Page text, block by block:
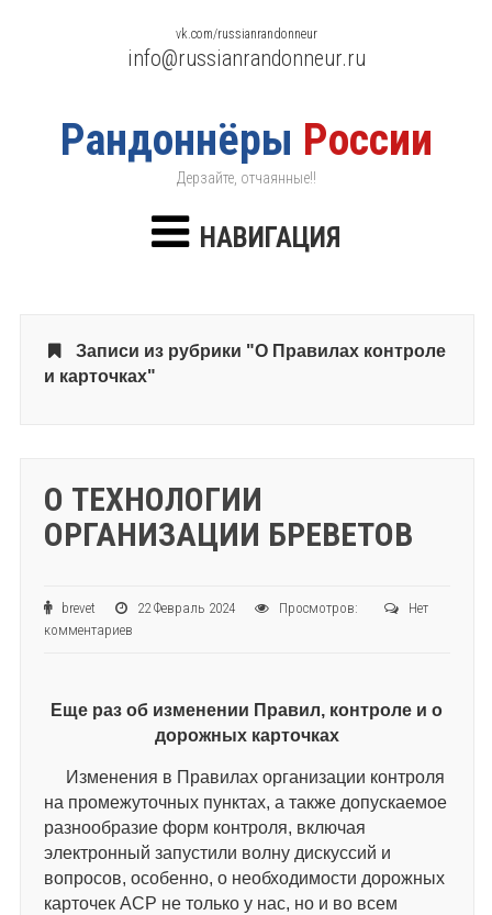
Рандоннёры России
Дерзайте, отчаянные!!
vk.com/russianrandonneur
info@russianrandonneur.ru
НАВИГАЦИЯ
Записи из рубрики "О Правилах контроле
и карточках"
О ТЕХНОЛОГИИ
ОРГАНИЗАЦИИ БРЕВЕТОВ
brevet 22 Февраль 2024 Просмотров:
Нет
комментариев
Еще раз об изменении Правил, контроле и о
дорожных карточках
Изменения в Правилах организации контроля
на промежуточных пунктах, а также допускаемое
разнообразие форм контроля, включая
электронный запустили волну дискуссий и
вопросов, особенно, о необходимости дорожных
карточек АСР не только у нас, но и во всем